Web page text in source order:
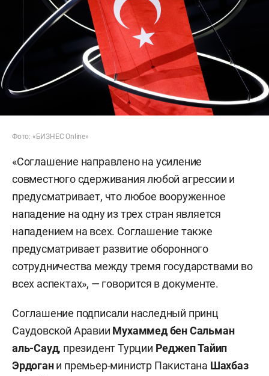
Фото: «БИЗНЕС Online»
«Соглашение направлено на усиление
совместного сдерживания любой агрессии и
предусматривает, что любое вооруженное
нападение на одну из трех стран является
нападением на всех. Соглашение также
предусматривает развитие оборонного
сотрудничества между тремя государствами во
всех аспектах», — говорится в документе.
Соглашение подписали наследный принц
Саудовской Аравии Мухаммед бен Сальман
аль-Сауд, президент Турции РеджепТайип
Эрдогани премьер-министр Пакистана Шахбаз